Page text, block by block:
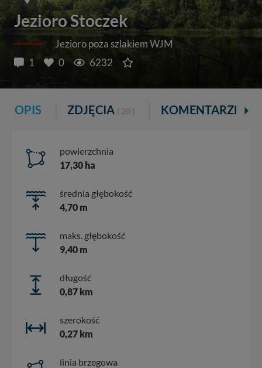
Jezioro Stoczek
Jezioro poza szlakiem WJM
1
0 6232
OPIS ZDJĘCIA ( 20 ) KOMENTARZE ( 1 )
powierzchnia
17,30 ha
średnia głębokość
4,70 m
maks. głębokość
9,40 m
długość
0,87 km
szerokość
0,27 km
linia brzegowa